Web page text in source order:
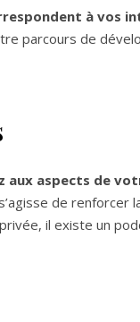
à vos
parcours de
aux aspects de
s’agisse de renforcer
il existe un